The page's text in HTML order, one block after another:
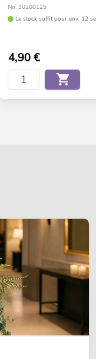
No. 30200125
Le stock suffit pour env. 12
4,90€